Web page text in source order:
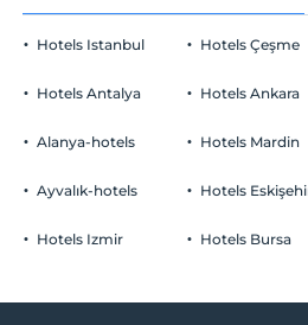
Parkeren
wieg
kinderen
1 kind(eren) tot de leeftijd van 6 per
rekening gebracht
Hotels Istanbul
Hotels Antalya
Alanya-hotels
Ayvalık-hotels
Hotels Izmir
Hotels Çeşme
Hotels Ankara
Hotels Mardin
Hotels
Hotels Bursa